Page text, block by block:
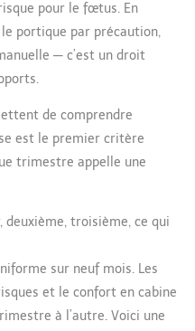
pour le fœtus. En
portique par précaution,
— c’est un droit
de comprendre
est le premier critère
trimestre appelle une
troisième, ce qui
sur neuf mois. Les
et le confort en cabine
à l’autre. Voici une